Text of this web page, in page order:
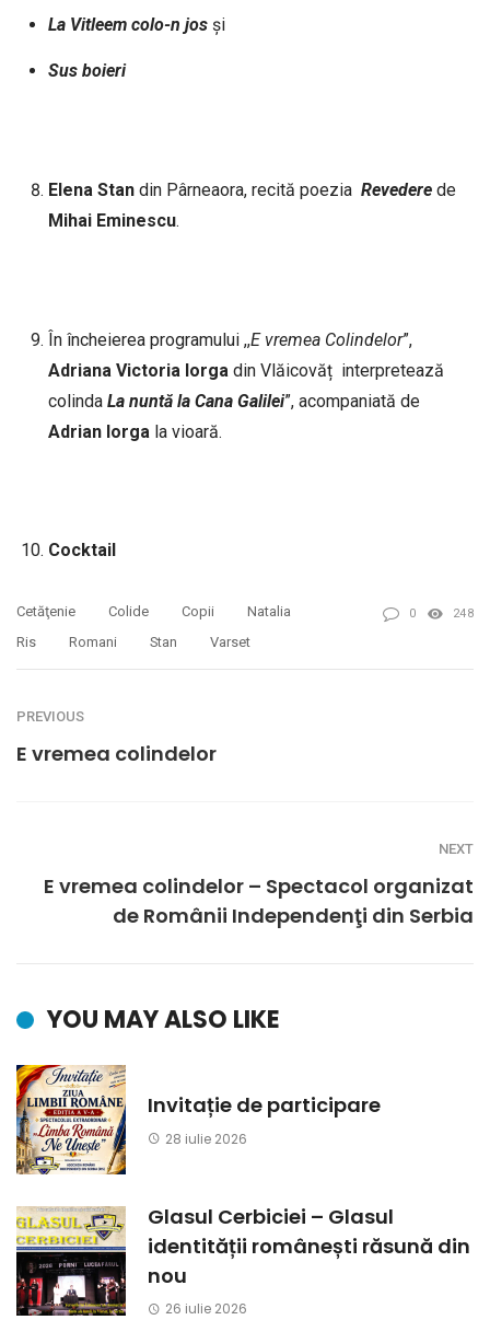
La Vitleem colo-n josși
Sus boieri
Elena Standin Pârneaora, recită poezia Revederede
Mihai Eminescu.
În încheierea programului ,,E vremea Colindelor”,
Adriana Victoria Iorga din Vlăicovăț interpretează
colinda La nuntă la Cana Galilei”, acompaniată de
Adrian Iorga la vioară.
Cocktail
Cetăţenie Colide Copii
Natalia
Ris
Romani Stan Varset
0 248
PREVIOUS
E vremea colindelor
NEXT
E vremea colindelor – Spectacol organizat
de Românii Independenţi din Serbia
YOU MAY ALSO LIKE
Invitație de participare
28 iulie 2026
Glasul Cerbiciei – Glasul
identității românești răsună din
nou
26 iulie 2026